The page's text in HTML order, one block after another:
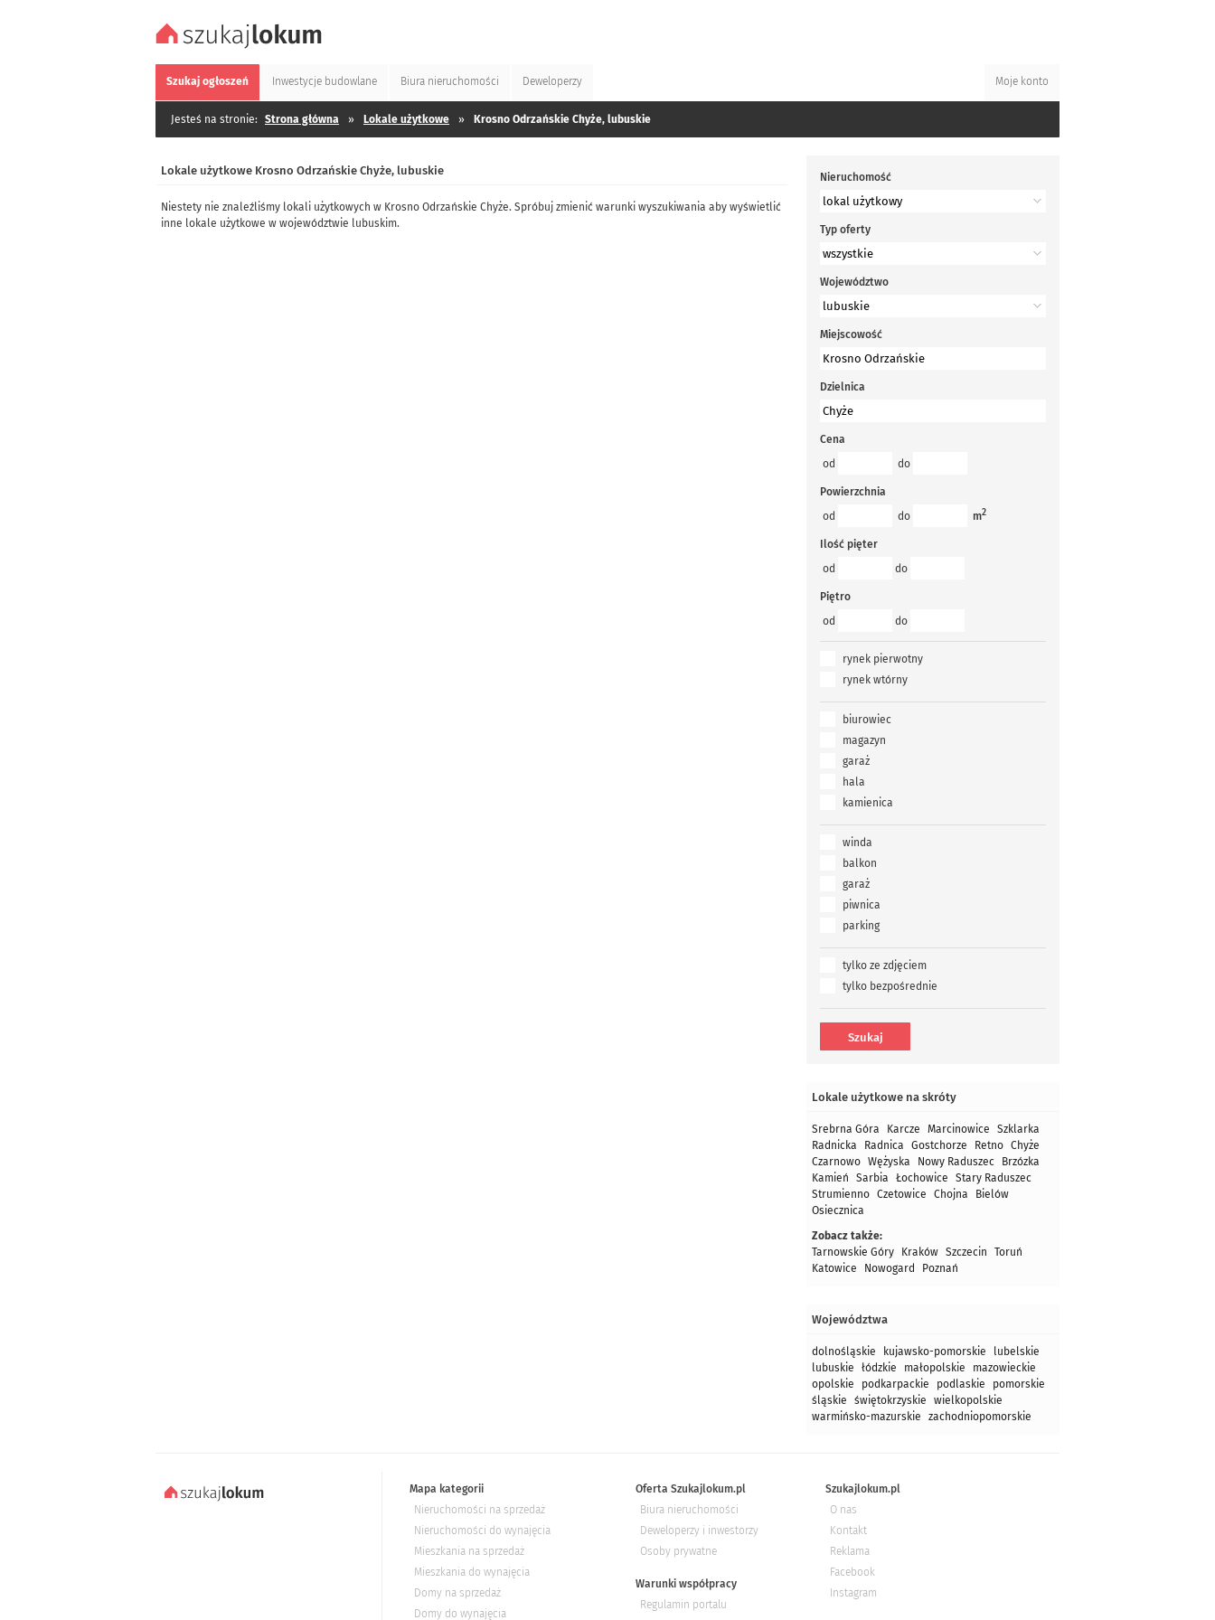
Szukaj ogłoszeń Inwestycje budowlane Biura nieruchomości Deweloperzy Moje konto
Jesteś na stronie: Strona główna » Lokale użytkowe » Krosno Odrzańskie Chyże, lubuskie
Lokale użytkowe Krosno Odrzańskie Chyże, lubuskie
Niestety nie znaleźliśmy lokali użytkowych w Krosno Odrzańskie Chyże. Spróbuj zmienić warunki wyszukiwania aby wyświetlić
inne lokale użytkowe w województwie lubuskim.
Nieruchomość
Typ oferty
Województwo
Miejscowość
Dzielnica
Cena
od
do
Powierzchnia
od
do m2
Ilość pięter
od
do
Piętro
od
do
rynek pierwotny
rynek wtórny
biurowiec
magazyn
garaż
hala
kamienica
winda
balkon
garaż
piwnica
parking
tylko ze zdjęciem
tylko bezpośrednie
Lokale użytkowe na skróty
Srebrna Góra Karcze Marcinowice
Szklarka
Radnicka
Radnica Gostchorze Retno Chyże
Czarnowo Wężyska Nowy Raduszec
Brzózka
Kamień
Sarbia Łochowice
Stary Raduszec
Strumienno Czetowice Chojna
Bielów
Osiecznica
Zobacz także:
Tarnowskie Góry
Kraków Szczecin
Toruń
Katowice
Nowogard Poznań
Województwa
dolnośląskie kujawsko-pomorskie
lubelskie
lubuskie
łódzkie małopolskie
mazowieckie
opolskie
podkarpackie podlaskie
pomorskie
śląskie
świętokrzyskie
wielkopolskie
warmińsko-mazurskie
zachodniopomorskie
Mapa kategorii
Nieruchomości na sprzedaż
Nieruchomości do wynajęcia
Mieszkania na sprzedaż
Mieszkania do wynajęcia
Domy na sprzedaż
Domy do wynajęcia
Oferta Szukajlokum.pl
Biura nieruchomości
Deweloperzy i inwestorzy
Osoby prywatne
Warunki współpracy
Regulamin portalu
Szukajlokum.pl
O nas
Kontakt
Reklama
Facebook
Instagram